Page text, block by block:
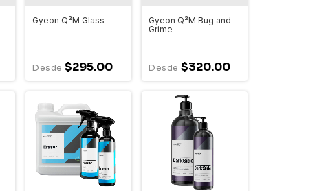
Gyeon Q²M Glass
$295.00
Gyeon Q²M Bug and
Grime
$320.00